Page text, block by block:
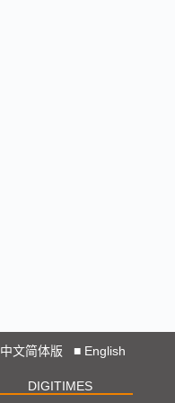
中文简体版 ■ English
DIGITIMES